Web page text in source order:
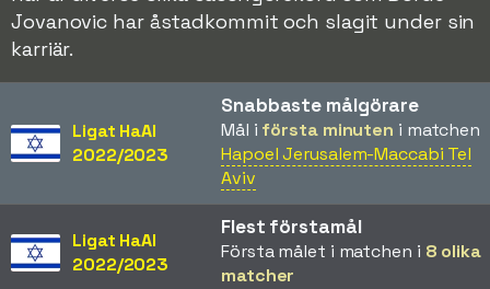
Jovanovic har åstadkommit och slagit under sin
karriär.
Ligat HaAl
2022/2023
Snabbaste målgörare
Mål i första minuten i matchen
Hapoel Jerusalem-Maccabi Tel
Aviv
Ligat HaAl
2022/2023
Flest förstamål
Första målet i matchen i 8 olika
matcher